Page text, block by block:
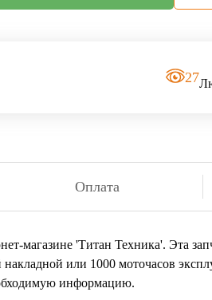
27
Оплата
магазине 'Титан Техника'. Эта
или 1000 моточасов
информацию.